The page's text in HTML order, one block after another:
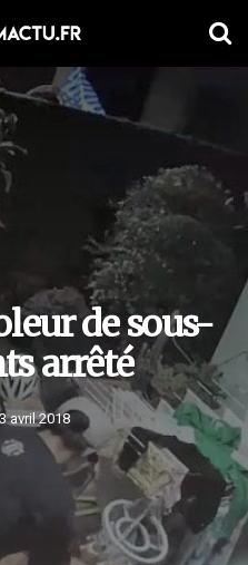
de sous-
arrêté
avril 2018